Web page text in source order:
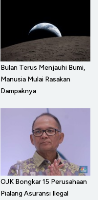
Bulan Terus Menjauhi Bumi,
Manusia Mulai Rasakan
Dampaknya
OJK Bongkar 15 Perusahaan
Pialang Asuransi Ilegal